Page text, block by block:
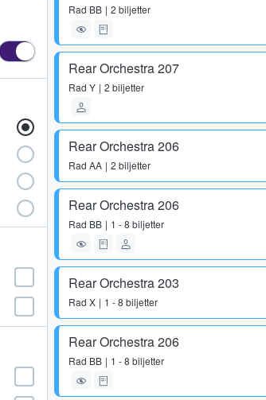
Rad BB 2 biljetter
Rear Orchestra 207
Rad Y 2 biljetter
Rear Orchestra 206
Rad AA 2 biljetter
Rear Orchestra 206
Rad BB 1 - 8 biljetter
Rear Orchestra 203
Rad X 1 - 8 biljetter
Rear Orchestra 206
Rad BB 1 - 8 biljetter